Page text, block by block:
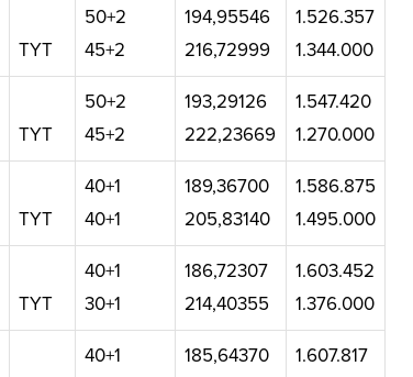
TYT
50+2
45+2
194,95546
216,72999
1.526.357
1.344.000
TYT
50+2
45+2
193,29126
222,23669
1.547.420
1.270.000
TYT
40+1
40+1
189,36700
205,83140
1.586.875
1.495.000
TYT
40+1
30+1
186,72307
214,40355
1.603.452
1.376.000
40+1 185,64370 1.607.817